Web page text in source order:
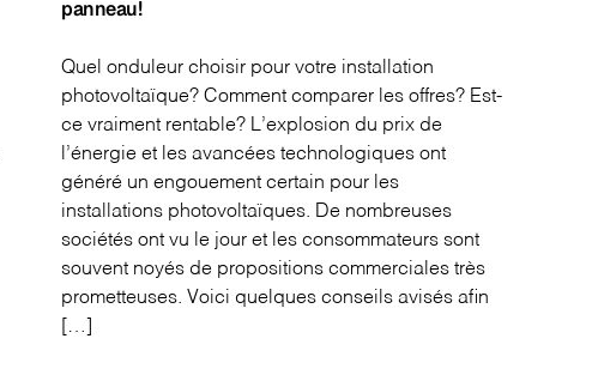
panneau!
Quel onduleur choisir pour votre installation
photovoltaïque? Comment comparer les offres? Est-
ce vraiment rentable? L’explosion du prix de
l’énergie et les avancées technologiques ont
généré un engouement certain pour les
installations photovoltaïques. De nombreuses
sociétés ont vu le jour et les consommateurs sont
souvent noyés de propositions commerciales très
prometteuses. Voici quelques conseils avisés afin
[…]